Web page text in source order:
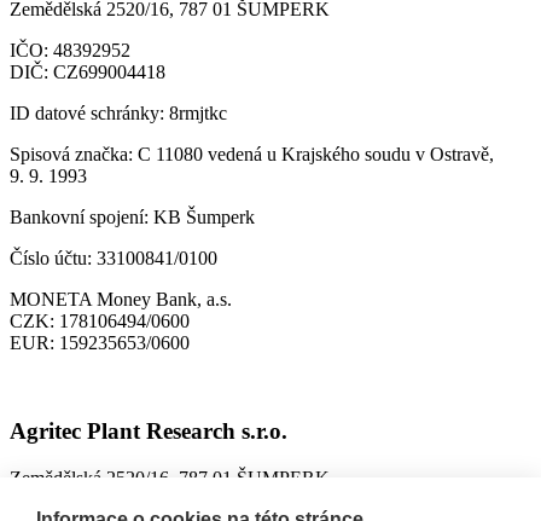
Zemědělská 2520/16, 787 01 ŠUMPERK
IČO: 48392952
DIČ: CZ699004418
ID datové schránky: 8rmjtkc
Spisová značka: C 11080 vedená u Krajského soudu v Ostravě,
9. 9. 1993
Bankovní spojení: KB Šumperk
Číslo účtu: 33100841/0100
MONETA Money Bank, a.s.
CZK: 178106494/0600
EUR: 159235653/0600
Agritec Plant Research s.r.o.
Zemědělská 2520/16, 787 01 ŠUMPERK